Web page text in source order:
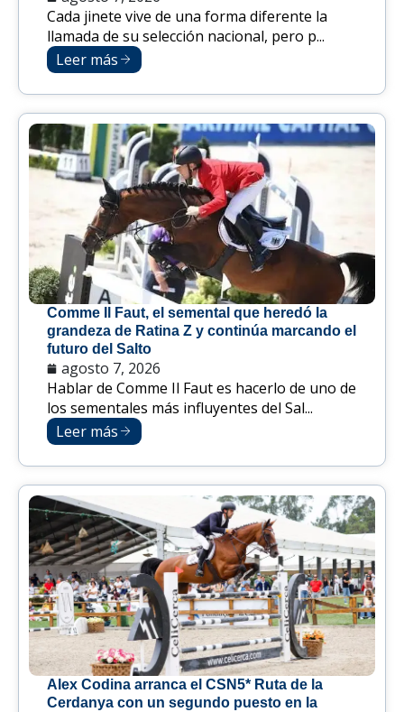
Cada jinete vive de una forma diferente la
llamada de su selección nacional, pero p...
Leer más
Comme Il Faut, el semental que heredó la
grandeza de Ratina Z y continúa marcando el
futuro del Salto
agosto 7, 2026
Hablar de Comme Il Faut es hacerlo de uno de
los sementales más influyentes del Sal...
Leer más
Alex Codina arranca el CSN5* Ruta de la
Cerdanya con un segundo puesto en la